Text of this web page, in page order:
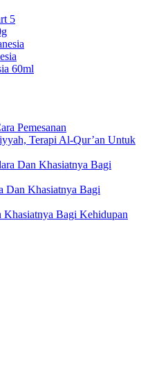
5
60ml
Pemesanan
Terapi Al-Qur’an Untuk
Dan Khasiatnya Bagi
Dan Khasiatnya Bagi
Khasiatnya Bagi Kehidupan